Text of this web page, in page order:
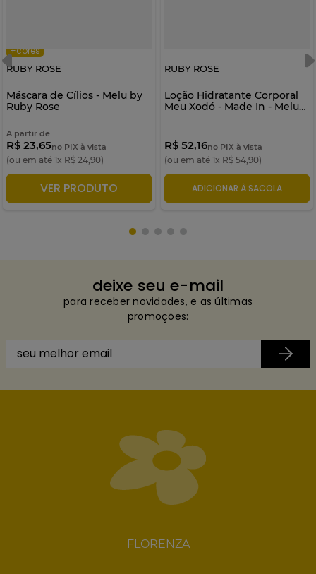
+cores
RUBY ROSE
Máscara de Cílios - Melu by
Ruby Rose
A partir de
R$ 23,65no PIX à vista
(ou em até 1x R$ 24,90)
ADICIONAR À SACOLA
VER PRODUTO
RUBY ROSE
Loção Hidratante Corporal
Meu Xodó - Made In - Melu
R$ 52,16no PIX à vista
(ou em até 1x R$ 54,90)
ADICIONAR À SACOLA
deixe seu e-mail
para receber novidades, e as últimas
promoções:
FLORENZA